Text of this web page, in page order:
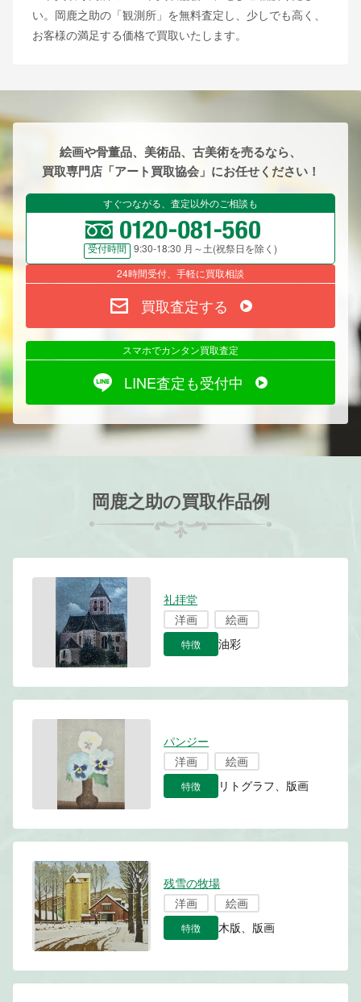
い。岡鹿之助の「観測所」を無料査定し、少しでも高く、
お客様の満足する価格で買取いたします。
絵画や骨董品、美術品、古美術を売るなら、
買取専門店「アート買取協会」にお任せください！
すぐつながる、査定以外のご相談も
受付時間
9:30-18:30 月～土(祝祭日を除く)
24時間受付、手軽に買取相談
買取査定する
スマホでカンタン買取査定
LINE査定も受付中
岡鹿之助の買取作品例
礼拝堂
洋画
絵画
特徴 油彩
パンジー
洋画
絵画
特徴 リトグラフ、版画
残雪の牧場
洋画
絵画
特徴 木版、版画